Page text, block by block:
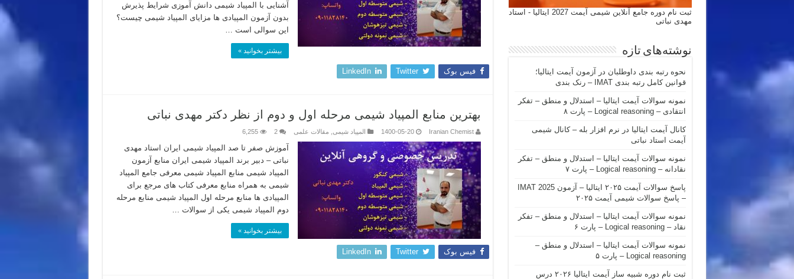
آشنایی با المپیاد شیمی دانش آموزی شرایط پذیرش
بدون آزمون المپیادی ها مزایای المپیاد شیمی چیست؟
این سوالی است …
بیشتر بخوانید »
فیس بوک Twitter
LinkedIn
بهترین منابع المپیاد شیمی مرحله اول و دوم از نظر دکتر مهدی نباتی
Iranian Chemist
1400-05-20 المپیاد شیمی مقالات علمی 2
6,255
آموزش صفر تا صد المپیاد شیمی ایران استاد مهدی
نباتی – دبیر برند المپیاد شیمی ایران منابع آزمون
المپیاد شیمی منابع المپیاد شیمی معرفی جامع المپیاد
شیمی به همراه منابع معرفی کتاب های مرجع برای
المپیادی ها منابع مرحله اول المپیاد شیمی منابع مرحله
دوم المپیاد شیمی یکی از سوالات …
بیشتر بخوانید »
فیس بوک Twitter
LinkedIn
ثبت نام دوره جامع آنلاین شیمی آیمت 2027 ایتالیا - استاد
مهدی نباتی
نوشته‌های تازه
نحوه رتبه بندی داوطلبان در آزمون آیمت ایتالیا؛
قوانین کامل رتبه بندی IMAT – رنک بندی
نمونه سوالات آیمت ایتالیا – استدلال و منطق – تفکر
انتقادی – Logical reasoning – پارت ۸
کانال آیمت ایتالیا در نرم افزار بله – کانال شیمی
آیمت استاد نباتی
نمونه سوالات آیمت ایتالیا – استدلال و منطق – تفکر
نقادانه – Logical reasoning – پارت ۷
پاسخ سوالات آیمت ۲۰۲۵ ایتالیا – آزمون IMAT 2025
– پاسخ سوالات شیمی آیمت ۲۰۲۵
نمونه سوالات آیمت ایتالیا – استدلال و منطق – تفکر
نقاد – Logical reasoning – پارت ۶
نمونه سوالات آیمت ایتالیا – استدلال و منطق –
Logical reasoning – پارت ۵
ثبت نام دوره شبیه ساز آیمت ایتالیا ۲۰۲۶ درس